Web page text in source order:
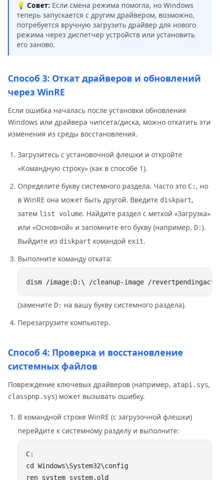
💡 Совет: Если смена режима помогла, но Windows
теперь запускается с другим драйвером, возможно,
потребуется вручную загрузить драйвер для нового
режима через диспетчер устройств или установить
его заново.
Способ 3: Откат драйверов и обновлений
через WinRE
Если ошибка началась после установки обновления
Windows или драйвера чипсета/диска, можно откатить эти
изменения из среды восстановления.
Загрузитесь с установочной флешки и откройте
«Командную строку» (как в способе 1).
Определите букву системного раздела. Часто это C: , но
в WinRE она может быть другой. Введите diskpart,
затем list volume. Найдите раздел с меткой «Загрузка»
или «Основной» и запомните его букву (например, D:).
Выйдите из diskpart командой exit.
Выполните команду отката:
(замените D: на вашу букву системного раздела).
Перезагрузите компьютер.
Способ 4: Проверка и восстановление
системных файлов
Повреждение ключевых драйверов (например, atapi.sys,
classpnp.sys) может вызывать ошибку.
В командной строке WinRE (с загрузочной флешки)
перейдите к системному разделу и выполните: